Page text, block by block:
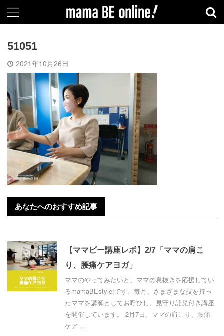
51051
2021年10月26日
あなたへのおすすめ記事
【ママビー講座レポ】2/7「ママの肩こ
り、腰痛ケアヨガ」
ママのやってみたいと、ママの息抜きを応援してい
るmamaBEstyle!です。毎月、さまざまな技を持っ
たママを講師としてお呼びし、見守り託児付き講座
を開催しています。 2月7日、ママの肩こり、腰痛
ケア ...